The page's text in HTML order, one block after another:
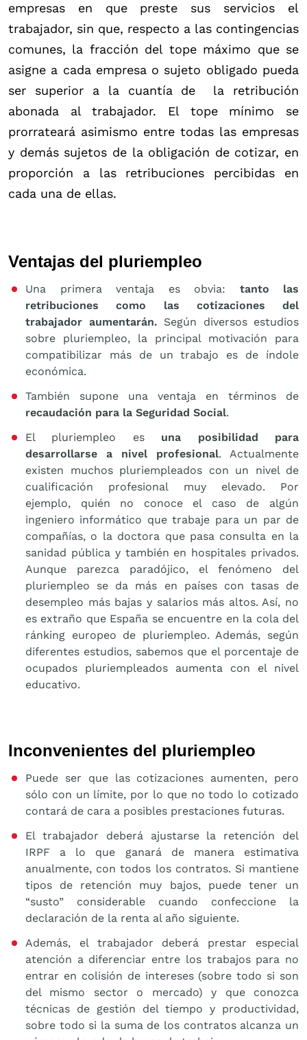
empresas en que preste sus servicios el
trabajador, sin que, respecto a las contingencias
comunes, la fracción del tope máximo que se
asigne a cada empresa o sujeto obligado pueda
ser superior a la cuantía de la retribución
abonada al trabajador. El tope mínimo se
prorrateará asimismo entre todas las empresas
y demás sujetos de la obligación de cotizar, en
proporción a las retribuciones percibidas en
cada una de ellas.
Ventajas del pluriempleo
Una primera ventaja es obvia: tanto las
retribuciones como las cotizaciones del
trabajador aumentarán. Según diversos estudios
sobre pluriempleo, la principal motivación para
compatibilizar más de un trabajo es de índole
económica.
También supone una ventaja en términos de
recaudación para la Seguridad Social.
El pluriempleo es una posibilidad para
desarrollarse a nivel profesional. Actualmente
existen muchos pluriempleados con un nivel de
cualificación profesional muy elevado. Por
ejemplo, quién no conoce el caso de algún
ingeniero informático que trabaje para un par de
compañías, o la doctora que pasa consulta en la
sanidad pública y también en hospitales privados.
Aunque parezca paradójico, el fenómeno del
pluriempleo se da más en países con tasas de
desempleo más bajas y salarios más altos. Así, no
es extraño que España se encuentre en la cola del
ránking europeo de pluriempleo. Además, según
diferentes estudios, sabemos que el porcentaje de
ocupados pluriempleados aumenta con el nivel
educativo.
Inconvenientes del pluriempleo
Puede ser que las cotizaciones aumenten, pero
sólo con un límite, por lo que no todo lo cotizado
contará de cara a posibles prestaciones futuras.
El trabajador deberá ajustarse la retención del
IRPF a lo que ganará de manera estimativa
anualmente, con todos los contratos. Si mantiene
tipos de retención muy bajos, puede tener un
“susto” considerable cuando confeccione la
declaración de la renta al año siguiente.
Además, el trabajador deberá prestar especial
atención a diferenciar entre los trabajos para no
entrar en colisión de intereses (sobre todo si son
del mismo sector o mercado) y que conozca
técnicas de gestión del tiempo y productividad,
sobre todo si la suma de los contratos alcanza un